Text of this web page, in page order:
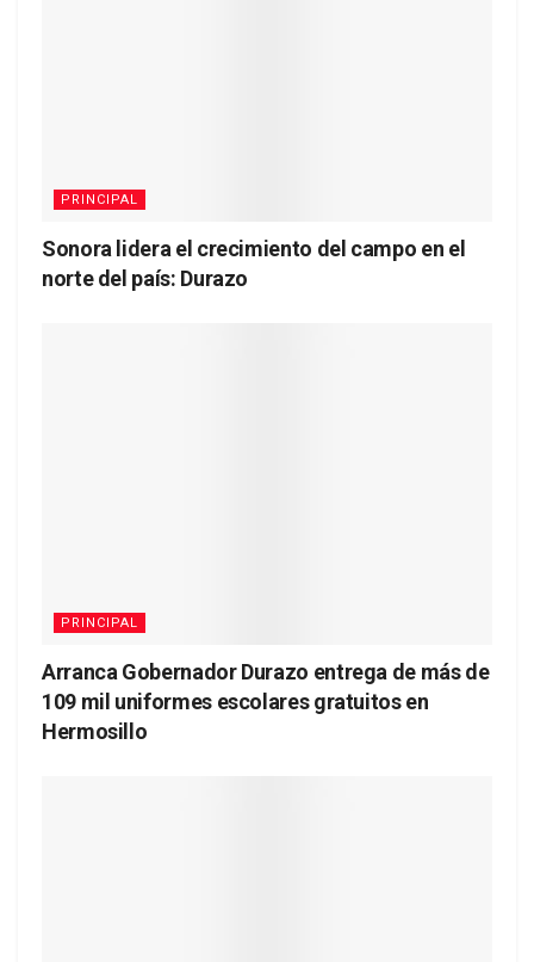
PRINCIPAL
Sonora lidera el crecimiento del campo en el
norte del país: Durazo
PRINCIPAL
Arranca Gobernador Durazo entrega de más de
109 mil uniformes escolares gratuitos en
Hermosillo